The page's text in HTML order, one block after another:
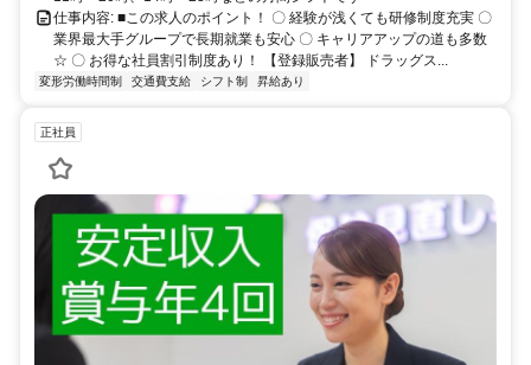
仕事内容: ■この求人のポイント！ 〇 経験が浅くても研修制度充実 〇
業界最大手グループで長期就業も安心 〇 キャリアアップの道も多数
☆ 〇 お得な社員割引制度あり！ 【登録販売者】 ドラッグス...
変形労働時間制 交通費支給 シフト制 昇給あり
正社員